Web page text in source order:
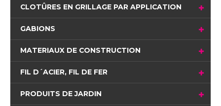
CLOTÛRES EN GRILLAGE PAR APPLICATION
GABIONS
MATERIAUX DE CONSTRUCTION
FIL D´ACIER, FIL DE FER
PRODUITS DE JARDIN